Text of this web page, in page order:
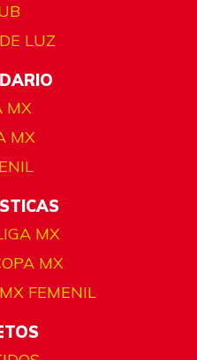
LUZ
MX
MX
MX
MX
FEMENIL